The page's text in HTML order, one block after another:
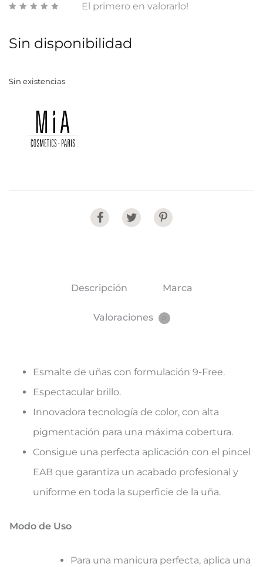
El primero en valorarlo!
Sin disponibilidad
Sin existencias
Share
Descripción Marca
Valoraciones
Esmalte de uñas con formulación 9-Free.
Espectacular brillo.
Innovadora tecnología de color, con alta
pigmentación para una máxima cobertura.
Consigue una perfecta aplicación con el pincel
EAB que garantiza un acabado profesional y
uniforme en toda la superficie de la uña.
Modo de Uso
Para una manicura perfecta, aplica una